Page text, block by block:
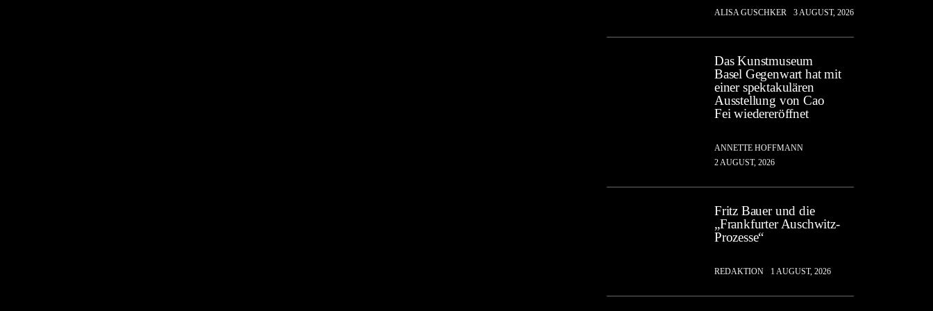
ALISA GUSCHKER 3 AUGUST, 2026
Das Kunstmuseum
Basel Gegenwart hat mit
einer spektakulären
Ausstellung von Cao
Fei wiedereröffnet
ANNETTE HOFFMANN
2 AUGUST, 2026
Fritz Bauer und die
„Frankfurter Auschwitz-
Prozesse“
REDAKTION 1 AUGUST, 2026